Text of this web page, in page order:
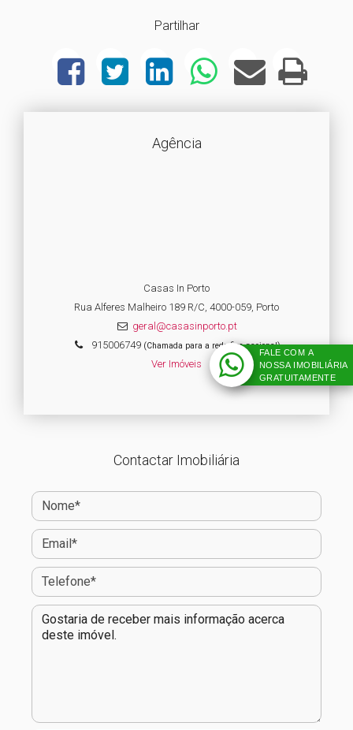
Partilhar
Agência
Casas In Porto
Rua Alferes Malheiro 189 R/C, 4000-059, Porto
geral@casasinporto.pt
915006749(Chamada para a rede fixa nacional)
Ver Imóveis
Contactar Imobiliária
FALE COM A
NOSSA IMOBILIÁRIA
GRATUITAMENTE